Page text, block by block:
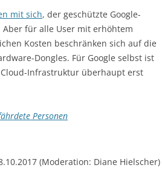
mit sich, der geschützte Google-
für alle User mit erhöhtem
Kosten beschränken sich auf die
Dongles. Für Google selbst ist
Infrastruktur überhaupt erst
Personen
(Moderation: Diane Hielscher)